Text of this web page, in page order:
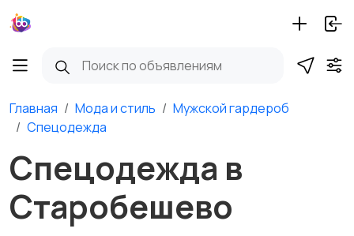
Главная Мода и стиль
Мужской гардероб
Спецодежда
Спецодежда в
Старобешево